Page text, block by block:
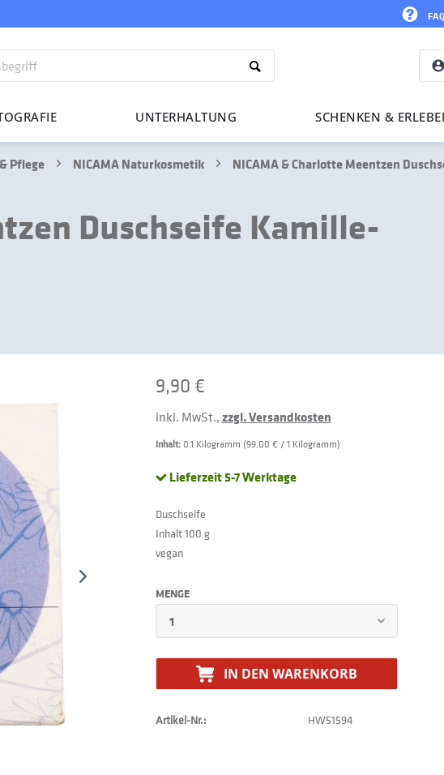
FAQ
UNTER­HAL­TUNG SCHENKEN &
Pflege NICAMA Naturkosmetik NICAMA & Charlotte Meentzen
Duschseife Kamille-
9,90 €
inkl. MwSt.,zzgl. Versandkosten
Inhalt: 0.1 Kilogramm (99,00 € / 1 Kilogramm)
Lieferzeit 5-7 Werktage
Duschseife
Inhalt 100 g
vegan
MENGE
IN DEN WARENKORB
Artikel-Nr.: HW51594